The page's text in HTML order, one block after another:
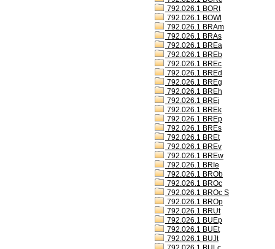
792.026.1 BORt
792.026.1 BOWl
792.026.1 BRAm
792.026.1 BRAs
792.026.1 BREa
792.026.1 BREb
792.026.1 BREc
792.026.1 BREd
792.026.1 BREg
792.026.1 BREh
792.026.1 BREj
792.026.1 BREk
792.026.1 BREp
792.026.1 BREs
792.026.1 BREt
792.026.1 BREv
792.026.1 BREw
792.026.1 BRIe
792.026.1 BROb
792.026.1 BROc
792.026.1 BROc S
792.026.1 BROp
792.026.1 BRUt
792.026.1 BUEp
792.026.1 BUEt
792.026.1 BUJt